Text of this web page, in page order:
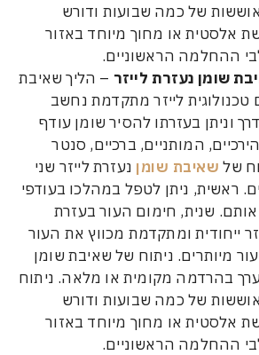
כמה שבועות ודורש
או מחוך מיוחד באזור
הראשוניים.
לייזר– הליך שאיבת
לייזר מתקדמת נחשב
בעזרתו להסיר שומן עודף
ברכיים, סנטר
שומןנעזרת לייזר שני
ניתן לטפל במהלכו בעודפי
חימום העור בעזרת
ומתקדמת מכווץ את העור
ניתוח של שאיבת שומן
מקומית או מלאה. ניתוח
כמה שבועות ודורש
או מחוך מיוחד באזור
הראשוניים.